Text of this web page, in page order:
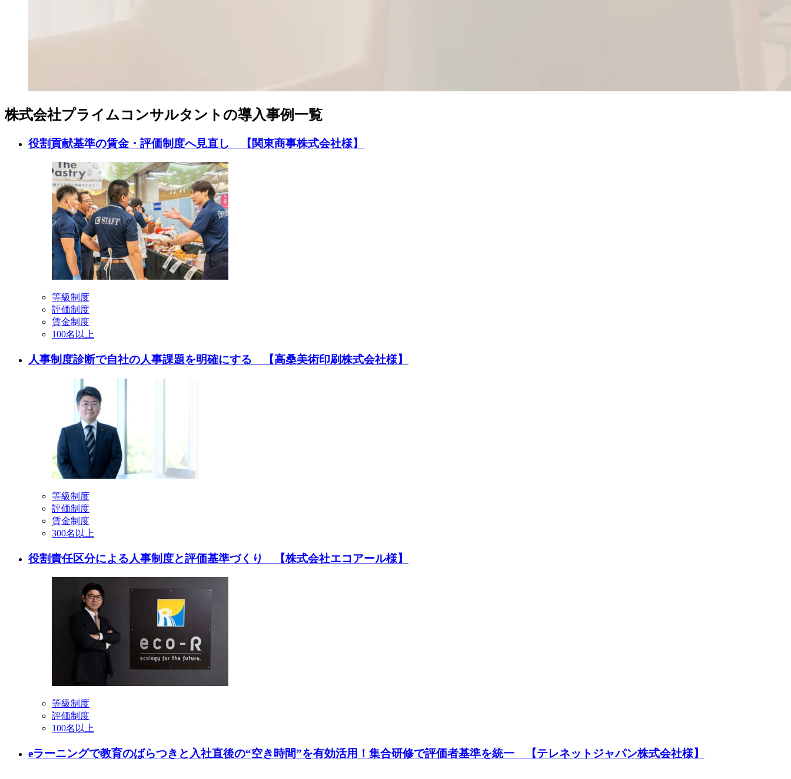
株式会社プライムコンサルタントの導入事例一覧
役割貢献基準の賃金・評価制度へ見直し 【関東商事株式会社様】
等級制度
評価制度
賃金制度
100名以上
人事制度診断で自社の人事課題を明確にする 【高桑美術印刷株式会社様】
等級制度
評価制度
賃金制度
300名以上
役割責任区分による人事制度と評価基準づくり 【株式会社エコアール様】
等級制度
評価制度
100名以上
eラーニングで教育のばらつきと入社直後の“空き時間”を有効活用！集合研修で評価者基準を統一 【テレネットジャパン株式会社様】